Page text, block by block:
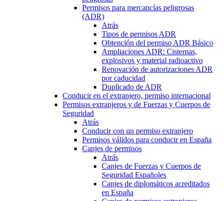
Permisos para mercancías peligrosas
(ADR)
Atrás
Tipos de permisos ADR
Obtención del permiso ADR Básico
Ampliaciones ADR: Cisternas,
explosivos y material radioactivo
Renovación de autorizaciones ADR
por caducidad
Duplicado de ADR
Conducir en el extranjero, permiso internacional
Permisos extranjeros y de Fuerzas y Cuerpos de
Seguridad
Atrás
Conducir con un permiso extranjero
Permisos válidos para conducir en España
Canjes de permisos
Atrás
Canjes de Fuerzas y Cuerpos de
Seguridad Españoles
Canjes de diplomáticos acreditados
en España